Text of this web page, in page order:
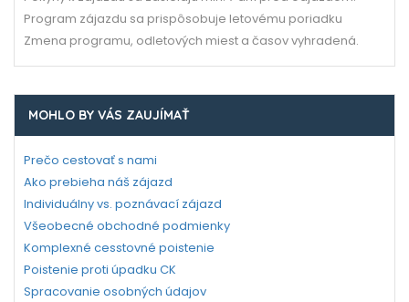
Program zájazdu sa prispôsobuje letovému poriadku
Zmena programu, odletových miest a časov vyhradená.
MOHLO BY VÁS ZAUJÍMAŤ
Prečo cestovať s nami
Ako prebieha náš zájazd
Individuálny vs. poznávací zájazd
Všeobecné obchodné podmienky
Komplexné cesstovné poistenie
Poistenie proti úpadku CK
Spracovanie osobných údajov